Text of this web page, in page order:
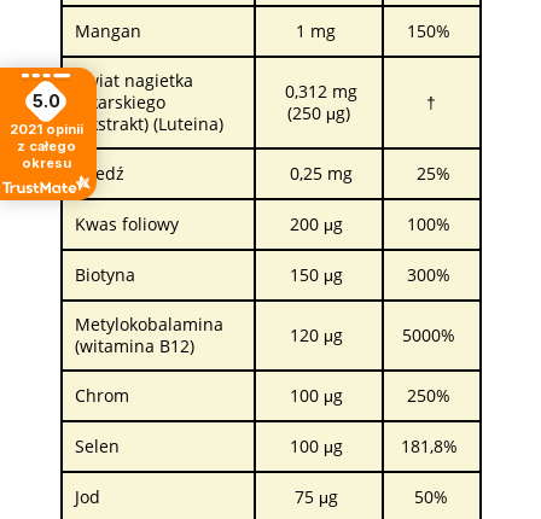
Mangan 1 mg 150%
Kwiat nagietka
lekarskiego
(ekstrakt) (Luteina)
0,312 mg
(250 μg)
†
Miedź 0,25 mg 25%
Kwas foliowy 200 μg 100%
Biotyna 150 μg 300%
Metylokobalamina
(witamina B12)
120 μg 5000%
Chrom 100 μg 250%
Selen 100 μg 181,8%
Jod 75 μg 50%
5.0
2021 opinii
z całego
okresu